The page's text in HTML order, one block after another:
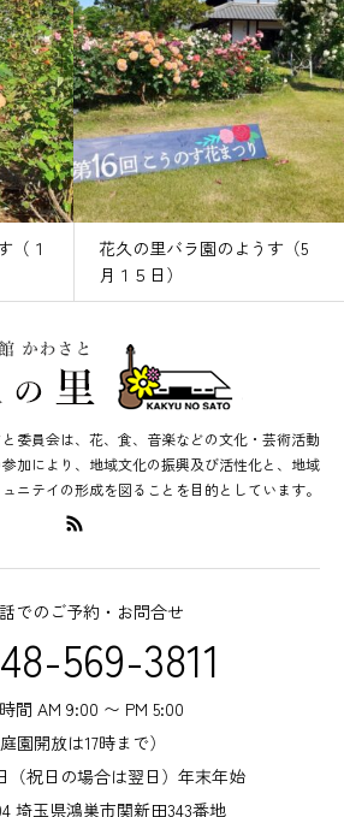
（１
花久の里バラ園のようす（5
月１５日）
委員会は、花、食、音楽などの文化・芸術活動
加により、地域文化の振興及び活性化と、地域
ニテイの形成を図ることを目的としています。
でのご予約・お問合せ
569-3811
間 AM 9:00 〜 PM 5:00
庭園開放は17時まで）
（祝日の場合は翌日）年末年始
埼玉県鴻巣市関新田343番地